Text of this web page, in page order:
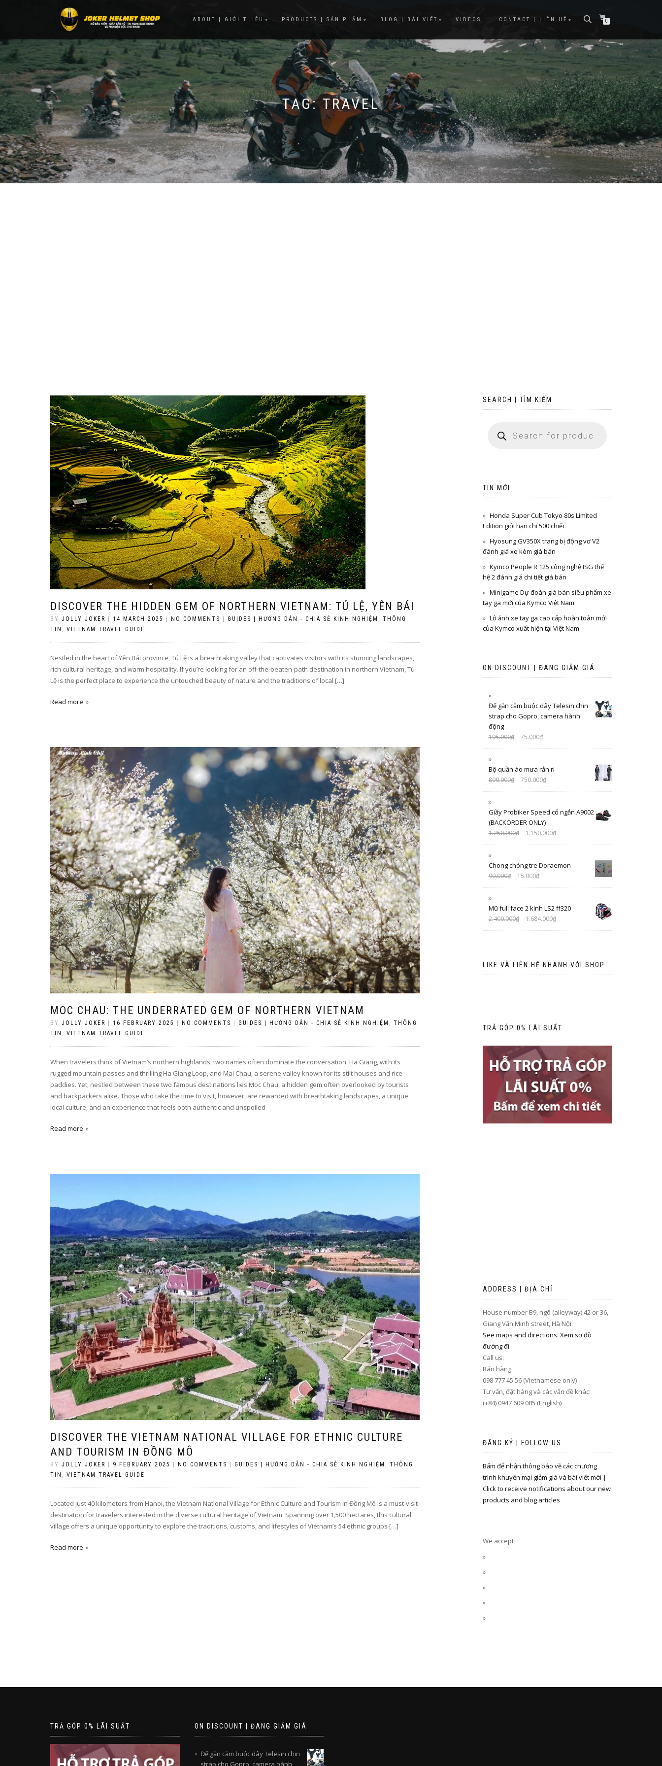
ABOUT | GIỚI THIỆU PRODUCTS | SẢN PHẨM BLOG | BÀI VIẾT VIDEOS CONTACT | LIÊN HỆ 0
TAG:TRAVEL
DISCOVER THE HIDDEN GEM OF NORTHERN VIETNAM: TÚ LỆ, YÊN BÁI
BY JOLLY JOKER 14 MARCH 2025 NO COMMENTS GUIDES | HƯỚNG DẪN - CHIA SẺ KINH NGHIỆM , THÔNG
TIN , VIETNAM TRAVEL GUIDE
Nestled in the heart of Yên Bái province, Tú Lệ is a breathtaking valley that captivates visitors with its stunning landscapes,
rich cultural heritage, and warm hospitality. If you’re looking for an off-the-beaten-path destination in northern Vietnam, Tú
Lệ is the perfect place to experience the untouched beauty of nature and the traditions of local […]
Read more
MOC CHAU: THE UNDERRATED GEM OF NORTHERN VIETNAM
BY JOLLY JOKER 16 FEBRUARY 2025 NO COMMENTS GUIDES | HƯỚNG DẪN - CHIA SẺ KINH NGHIỆM , THÔNG
TIN , VIETNAM TRAVEL GUIDE
When travelers think of Vietnam’s northern highlands, two names often dominate the conversation: Ha Giang, with its
rugged mountain passes and thrilling Ha Giang Loop, and Mai Chau, a serene valley known for its stilt houses and rice
paddies. Yet, nestled between these two famous destinations lies Moc Chau, a hidden gem often overlooked by tourists
and backpackers alike. Those who take the time to visit, however, are rewarded with breathtaking landscapes, a unique
local culture, and an experience that feels both authentic and unspoiled
Read more
DISCOVER THE VIETNAM NATIONAL VILLAGE FOR ETHNIC CULTURE
AND TOURISM IN ĐỒNG MÔ
BY JOLLY JOKER 9 FEBRUARY 2025 NO COMMENTS GUIDES | HƯỚNG DẪN - CHIA SẺ KINH NGHIỆM , THÔNG
TIN , VIETNAM TRAVEL GUIDE
Located just 40 kilometers from Hanoi, the Vietnam National Village for Ethnic Culture and Tourism in Đồng Mô is a must-visit
destination for travelers interested in the diverse cultural heritage of Vietnam. Spanning over 1,500 hectares, this cultural
village offers a unique opportunity to explore the traditions, customs, and lifestyles of Vietnam’s 54 ethnic groups […]
Read more
SEARCH | TÌM KIẾM
TIN MỚI
Honda Super Cub Tokyo 80s Limited
Edition giới hạn chỉ 500 chiếc
Hyosung GV350X trang bị động vơ V2
đánh giá xe kèm giá bán
Kymco People R 125 công nghệ ISG thế
hệ 2 đánh giá chi tiết giá bán
Minigame Dự đoán giá bán siêu phẩm xe
tay ga mới của Kymco Việt Nam
Lộ ảnh xe tay ga cao cấp hoàn toàn mới
của Kymco xuất hiện tại Việt Nam
ON DISCOUNT | ĐANG GIẢM GIÁ
Đế gắn cằm buộc dây Telesin chin
strap cho Gopro, camera hành
động
195.000₫ 75.000₫
Bộ quần áo mưa rằn ri
800.000₫ 750.000₫
Giầy Probiker Speed cổ ngắn A9002
(BACKORDER ONLY)
1.250.000₫ 1.150.000₫
Chong chóng tre Doraemon
90.000₫ 15.000₫
Mũ full face 2 kính LS2 ff320
2.400.000₫ 1.684.000₫
LIKE VÀ LIÊN HỆ NHANH VỚI SHOP
TRẢ GÓP 0% LÃI SUẤT
ADDRESS | ĐỊA CHỈ
House number B9, ngõ (alleyway) 42 or 36,
Giang Văn Minh street, Hà Nội.
See maps and directions. Xem sơ đồ
đường đi.
Call us:
Bán hàng:
098 777 45 56 (Vietnamese only)
Tư vấn, đặt hàng và các vấn đề khác:
(+84) 0947 609 085 (English)
ĐĂNG KÝ | FOLLOW US
Bấm để nhận thông báo về các chương
trình khuyến mại giảm giá và bài viết mới |
Click to receive notifications about our new
products and blog articles
We accept
TRẢ GÓP 0% LÃI SUẤT ON DISCOUNT | ĐANG GIẢM GIÁ
Đế gắn cằm buộc dây Telesin chin
strap cho Gopro, camera hành